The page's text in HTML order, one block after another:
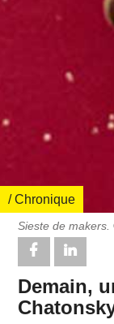
/ Chronique
Sieste de
Demain,